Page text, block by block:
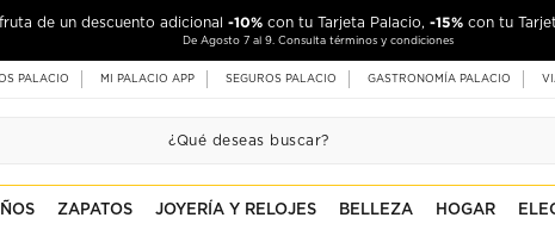
de un descuento adicional -10% con tu Tarjeta Palacio, -15% con tu
De Agosto 7 al 9. Consulta términos y condiciones
PALACIO MI PALACIO APP SEGUROS PALACIO GASTRONOMÍA PALACIO
ZAPATOS JOYERÍA Y RELOJES BELLEZA HOGAR